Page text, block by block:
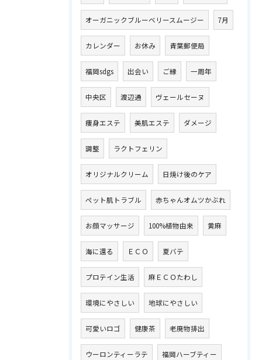
オーガニックブルーベリースムージー 7月
カレンダー お休み 青葉郵便局
福岡sdgs 出会い ご縁 一周年
中央区 渡辺通 ヴェールセーヌ
痩身エステ 美肌エステ ダメージ
調整 ラクトフェリン
オリジナルクリーム 日焼け後のケア
ペット肌トラブル 赤ちゃんオムツかぶれ
お顔マッサージ 100%植物由来 黄麻
海に還る ＥＣＯ 夏バテ
プロテイン生活 麻ＥＣＯたわし
環境にやさしい 地球にやさしい
可愛いロゴ 健康茶 老廃物排出
ウーロンティーラテ 福岡ハーブティー